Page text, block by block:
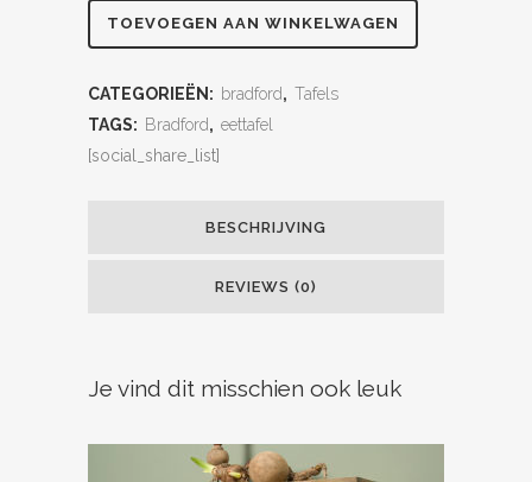
TOEVOEGEN AAN WINKELWAGEN
CATEGORIEËN: bradford, Tafels
TAGS: Bradford, eettafel
[social_share_list]
BESCHRIJVING
REVIEWS (0)
Je vind dit misschien ook leuk